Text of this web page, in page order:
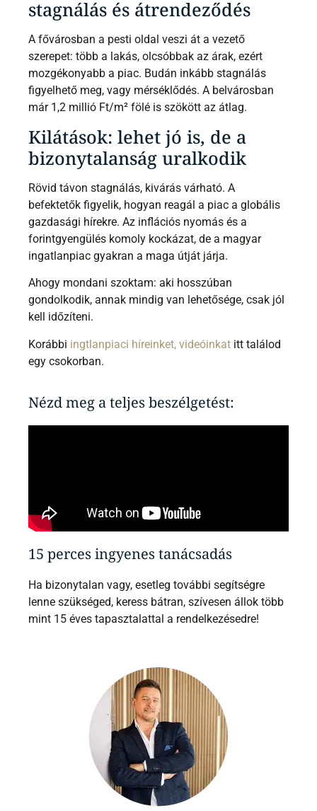
stagnálás és átrendeződés
A fővárosban a pesti oldal veszi át a vezető
szerepet: több a lakás, olcsóbbak az árak, ezért
mozgékonyabb a piac. Budán inkább stagnálás
figyelhető meg, vagy mérséklődés. A belvárosban
már 1,2 millió Ft/m² fölé is szökött az átlag.
Kilátások: lehet jó is, de a
bizonytalanság uralkodik
Rövid távon stagnálás, kivárás várható. A
befektetők figyelik, hogyan reagál a piac a globális
gazdasági hírekre. Az inflációs nyomás és a
forintgyengülés komoly kockázat, de a magyar
ingatlanpiac gyakran a maga útját járja.
Ahogy mondani szoktam: aki hosszúban
gondolkodik, annak mindig van lehetősége, csak jól
kell időzíteni.
Korábbi ingtlanpiaci híreinket, videóinkat itt találod
egy csokorban.
Nézd meg a teljes beszélgetést:
15 perces ingyenes tanácsadás
Ha bizonytalan vagy, esetleg további segítségre
lenne szükséged, keress bátran, szívesen állok több
mint 15 éves tapasztalattal a rendelkezésedre!